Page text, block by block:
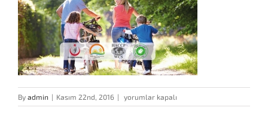
By admin | Kasım 22nd, 2016 |
proser-
ilaclama-
yorumlar kapalı